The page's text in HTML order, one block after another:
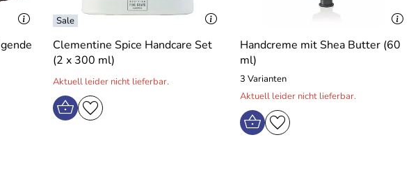
Clementine Spice Handcare Set
(2 x 300 ml)
Aktuell leider nicht lieferbar.
Handcreme mit Shea Butter (60
ml)
3 Varianten
Aktuell leider nicht lieferbar.